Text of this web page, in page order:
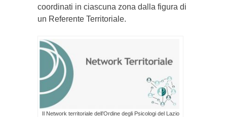
coordinati in ciascuna zona dalla figura di
un Referente Territoriale.
Il Network territoriale dell’Ordine degli Psicologi del Lazio